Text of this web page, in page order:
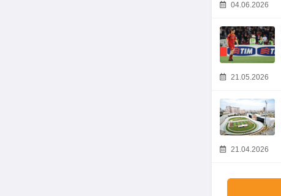
04.06.2026
21.05.2026
21.04.2026